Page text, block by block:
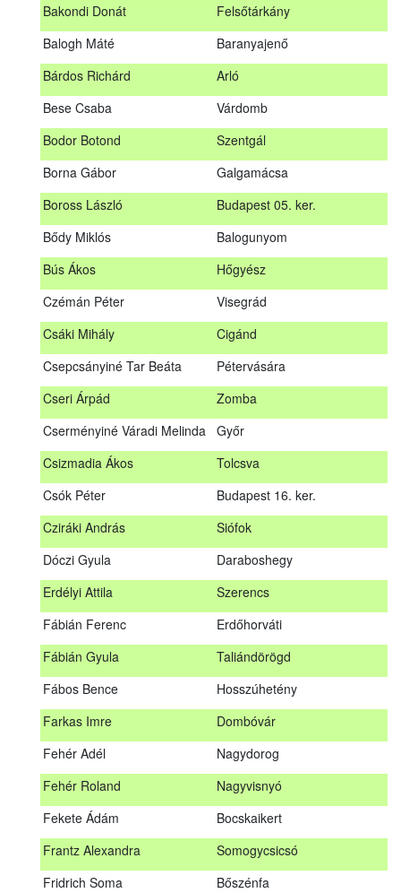
Bakondi Donát
Felsőtárkány
Balogh Máté
Baranyajenő
Bárdos Richárd
Arló
Bese Csaba
Várdomb
Bodor Botond
Szentgál
Borna Gábor
Galgamácsa
Boross László
Budapest 05. ker.
Bődy Miklós
Balogunyom
Bús Ákos
Hőgyész
Czémán Péter
Visegrád
Csáki Mihály
Cigánd
Csepcsányiné Tar Beáta
Pétervására
Cseri Árpád
Zomba
Cserményiné Váradi Melinda Győr
Csizmadia Ákos
Tolcsva
Csók Péter
Budapest 16. ker.
Cziráki András
Siófok
Dóczi Gyula
Daraboshegy
Erdélyi Attila
Szerencs
Fábián Ferenc
Erdőhorváti
Fábián Gyula
Taliándörögd
Fábos Bence
Hosszúhetény
Farkas Imre
Dombóvár
Fehér Adél
Nagydorog
Fehér Roland
Nagyvisnyó
Fekete Ádám
Bocskaikert
Frantz Alexandra
Somogycsicsó
Fridrich Soma
Bőszénfa
teljesítők névsorát.
A sikeres vizsgáról szóló tanúsítványt postán küldjük meg. A
Tiszanána
Almamellék
Felsőtárkány
Balogh Máté
Baranyajenő
Arló
Várdomb
Bodor Botond
Szentgál
Boross László
Bődy Miklós
Bús Ákos
Hőgyész
Barcs
Cseri Árpád
Cserményiné Váradi Melinda
Csók Péter
Budapest 16. ker.
Daraboshegy
Erdőhorváti
Taliándörögd
Dombóvár